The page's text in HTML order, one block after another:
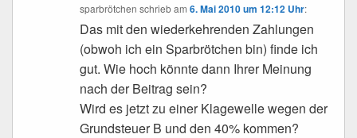
sparbrötchen schriebam6. Mai 2010 um 12:12 Uhr:
Das mit den wiederkehrenden Zahlungen
(obwoh ich ein Sparbrötchen bin) finde ich
gut. Wie hoch könnte dann Ihrer Meinung
nach der Beitrag sein?
Wird es jetzt zu einer Klagewelle wegen der
Grundsteuer B und den 40% kommen?